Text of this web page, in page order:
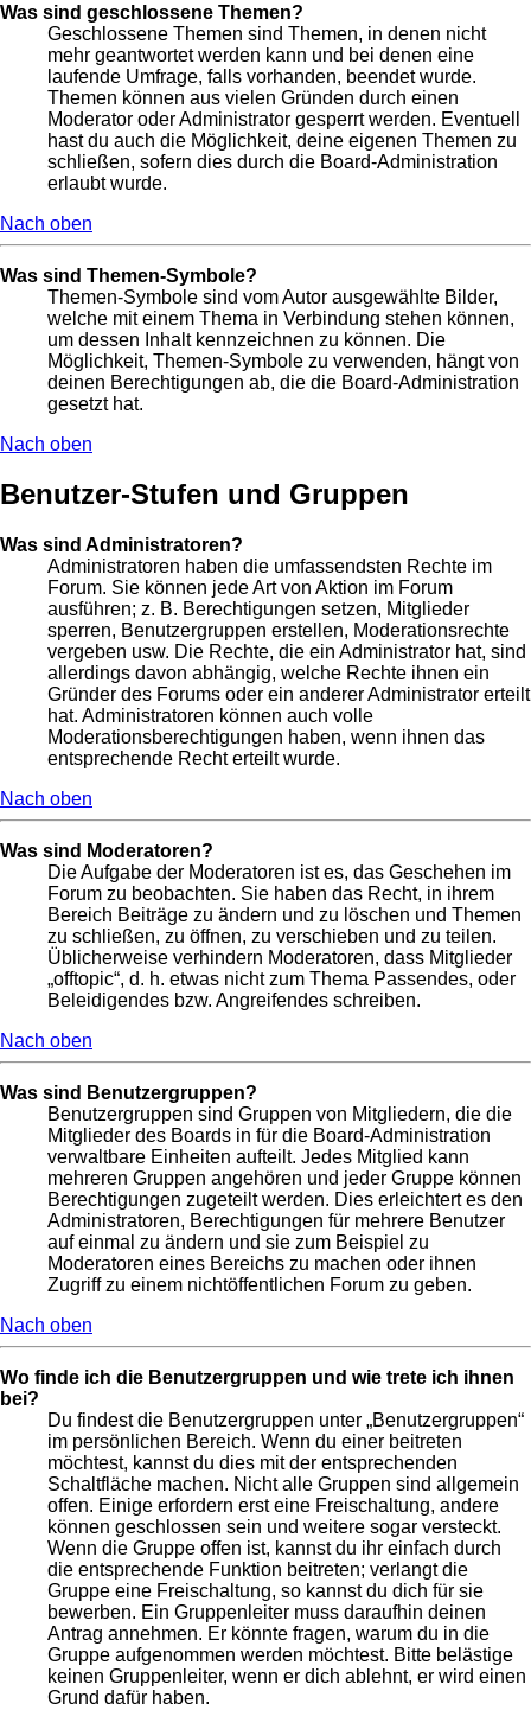
Was sind geschlossene Themen?
Geschlossene Themen sind Themen, in denen nicht
mehr geantwortet werden kann und bei denen eine
laufende Umfrage, falls vorhanden, beendet wurde.
Themen können aus vielen Gründen durch einen
Moderator oder Administrator gesperrt werden. Eventuell
hast du auch die Möglichkeit, deine eigenen Themen zu
schließen, sofern dies durch die Board-Administration
erlaubt wurde.
Nach oben
Was sind Themen-Symbole?
Themen-Symbole sind vom Autor ausgewählte Bilder,
welche mit einem Thema in Verbindung stehen können,
um dessen Inhalt kennzeichnen zu können. Die
Möglichkeit, Themen-Symbole zu verwenden, hängt von
deinen Berechtigungen ab, die die Board-Administration
gesetzt hat.
Nach oben
Benutzer-Stufen und Gruppen
Was sind Administratoren?
Administratoren haben die umfassendsten Rechte im
Forum. Sie können jede Art von Aktion im Forum
ausführen; z. B. Berechtigungen setzen, Mitglieder
sperren, Benutzergruppen erstellen, Moderationsrechte
vergeben usw. Die Rechte, die ein Administrator hat, sind
allerdings davon abhängig, welche Rechte ihnen ein
Gründer des Forums oder ein anderer Administrator erteilt
hat. Administratoren können auch volle
Moderationsberechtigungen haben, wenn ihnen das
entsprechende Recht erteilt wurde.
Nach oben
Was sind Moderatoren?
Die Aufgabe der Moderatoren ist es, das Geschehen im
Forum zu beobachten. Sie haben das Recht, in ihrem
Bereich Beiträge zu ändern und zu löschen und Themen
zu schließen, zu öffnen, zu verschieben und zu teilen.
Üblicherweise verhindern Moderatoren, dass Mitglieder
„offtopic“, d. h. etwas nicht zum Thema Passendes, oder
Beleidigendes bzw. Angreifendes schreiben.
Nach oben
Was sind Benutzergruppen?
Benutzergruppen sind Gruppen von Mitgliedern, die die
Mitglieder des Boards in für die Board-Administration
verwaltbare Einheiten aufteilt. Jedes Mitglied kann
mehreren Gruppen angehören und jeder Gruppe können
Berechtigungen zugeteilt werden. Dies erleichtert es den
Administratoren, Berechtigungen für mehrere Benutzer
auf einmal zu ändern und sie zum Beispiel zu
Moderatoren eines Bereichs zu machen oder ihnen
Zugriff zu einem nichtöffentlichen Forum zu geben.
Nach oben
Wo finde ich die Benutzergruppen und wie trete ich ihnen
bei?
Du findest die Benutzergruppen unter „Benutzergruppen“
im persönlichen Bereich. Wenn du einer beitreten
möchtest, kannst du dies mit der entsprechenden
Schaltfläche machen. Nicht alle Gruppen sind allgemein
offen. Einige erfordern erst eine Freischaltung, andere
können geschlossen sein und weitere sogar versteckt.
Wenn die Gruppe offen ist, kannst du ihr einfach durch
die entsprechende Funktion beitreten; verlangt die
Gruppe eine Freischaltung, so kannst du dich für sie
bewerben. Ein Gruppenleiter muss daraufhin deinen
Antrag annehmen. Er könnte fragen, warum du in die
Gruppe aufgenommen werden möchtest. Bitte belästige
keinen Gruppenleiter, wenn er dich ablehnt, er wird einen
Grund dafür haben.